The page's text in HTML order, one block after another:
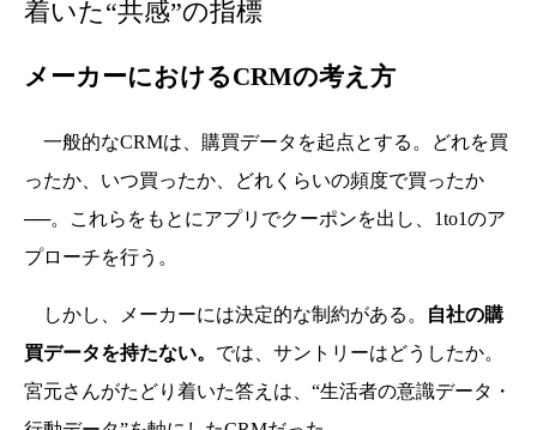
着いた“共感”の指標
メーカーにおけるCRMの考え方
一般的なCRMは、購買データを起点とする。どれを買
ったか、いつ買ったか、どれくらいの頻度で買ったか
──。これらをもとにアプリでクーポンを出し、1to1のア
プローチを行う。
しかし、メーカーには決定的な制約がある。
自社の購
買データを持たない。 では、サントリーはどうしたか。
宮元さんがたどり着いた答えは、“生活者の意識データ・